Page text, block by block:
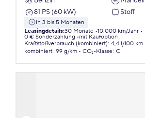
81 PS (60 kW)
Stoff
in 3 bis 5 Monaten
Leasingdetails:30 Monate 10.000 km/Jahr
0 € Sonderzahlung
mit Kaufoption
Kraftstoffverbrauch (kombiniert): 4,4 l/100 km
kombiniert: 99 g/km CO₂-Klasse: C